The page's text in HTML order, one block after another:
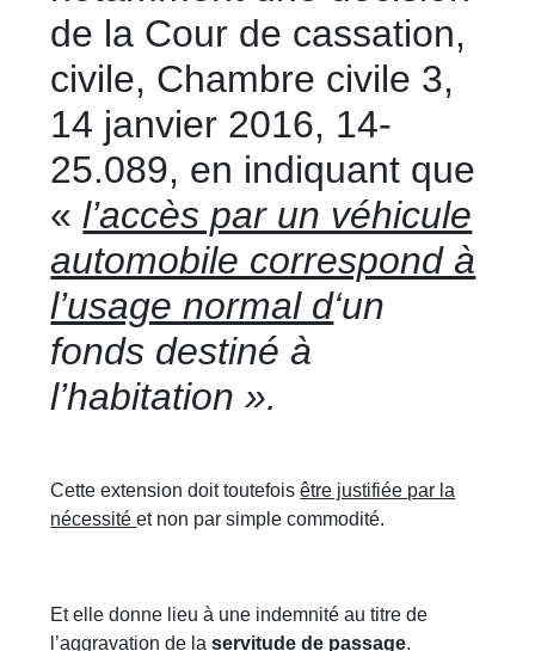
de la Cour de cassation,
civile, Chambre civile 3,
14 janvier 2016, 14-
25.089, en indiquant que
« l’accès par un véhicule
automobile correspond à
l’usage normal d‘un
fonds destiné à
l’habitation ».
Cette extension doit toutefoisêtre justifiée par la
nécessitéet non par simple commodité.
Et elle donne lieu à une indemnité au titre de
l’aggravation de laservitude de passage.